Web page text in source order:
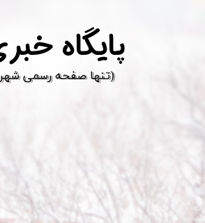
پ
​(تنها صفحه رسمی